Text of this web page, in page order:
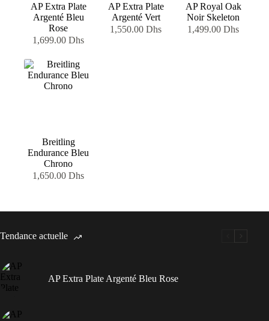
AP Extra Plate
Argenté Bleu
Rose
1,699.00Dhs
AP Extra Plate
Argenté Vert
1,550.00Dhs
AP Royal Oak
Noir Skeleton
1,499.00Dhs
Breitling
Endurance Bleu
Chrono
1,650.00Dhs
Tendance actuelle
AP Extra Plate Argenté Bleu Rose